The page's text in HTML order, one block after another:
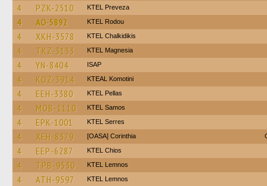
4 PZK-2510 KTEL Preveza
4 AO-5892 ΚΤΕL Rodou
4 XKH-3578 ΚΤΕL Chalkidikis
4 TKZ-3133 ΚΤΕL Magnesia
4 YN-8404 ISAP
4 KOZ-3914 KTEAL Komotini
4 EEH-3380 KTEL Pellas
4 MOB-1110 KTEL Samos
4 EPK-1001 KTEL Serres
4 XEH-8379 [OASA] Corinthia
4 EEP-6287 KTEL Chios
4 TPB-9530 KTEL Lemnos
4 ATH-9597 KTEL Lemnos